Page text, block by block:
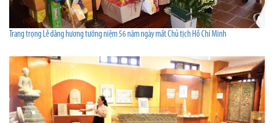
Trang trọng Lễ dâng hương tưởng niệm 56 năm ngày mất Chủ tịch Hồ Chí Minh